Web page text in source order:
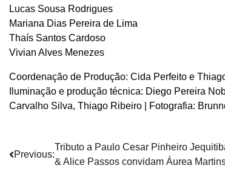
Lucas Sousa Rodrigues
Mariana Dias Pereira de Lima
Thaís Santos Cardoso
Vivian Alves Menezes
Coordenação de Produção: Cida Perfeito e
Iluminação e produção técnica: Diego Pereira
Carvalho Silva, Thiago Ribeiro | Fotografia:
Navegação
Previous:
Tributo a Paulo Cesar Pinheiro
& Alice Passos convidam Áurea